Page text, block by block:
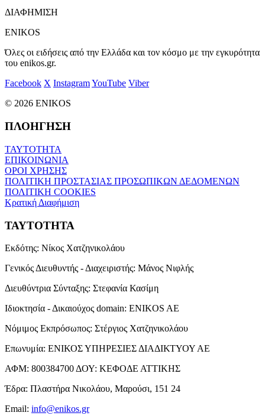
ΔΙΑΦΗΜΙΣΗ
ENIKOS
Όλες οι ειδήσεις από την Ελλάδα και τον κόσμο με την εγκυρότητα
του enikos.gr.
Facebook X InstagramYouTube Viber
© 2026 ENIKOS
ΠΛΟΗΓΗΣΗ
ΤΑΥΤΟΤΗΤΑ
ΕΠΙΚΟΙΝΩΝΙΑ
ΟΡΟΙ ΧΡΗΣΗΣ
ΠΟΛΙΤΙΚΗ ΠΡΟΣΤΑΣΙΑΣ ΠΡΟΣΩΠΙΚΩΝ ΔΕΔΟΜΕΝΩΝ
ΠΟΛΙΤΙΚΗ COOKIES
Κρατική Διαφήμιση
ΤΑΥΤΟΤΗΤΑ
Εκδότης: Νίκος Χατζηνικολάου
Γενικός Διευθυντής - Διαχειριστής: Μάνος Νιφλής
Διευθύντρια Σύνταξης: Στεφανία Κασίμη
Ιδιοκτησία - Δικαιούχος domain: ENIKOS AE
Νόμιμος Εκπρόσωπος: Στέργιος Χατζηνικολάου
Επωνυμία: ΕΝΙΚΟΣ ΥΠΗΡΕΣΙΕΣ ΔΙΑΔΙΚΤΥΟΥ ΑΕ
ΑΦΜ: 800384700 ΔΟΥ: ΚΕΦΟΔΕ ΑΤΤΙΚΗΣ
Έδρα: Πλαστήρα Νικολάου, Μαρούσι, 151 24
Email: info@enikos.gr